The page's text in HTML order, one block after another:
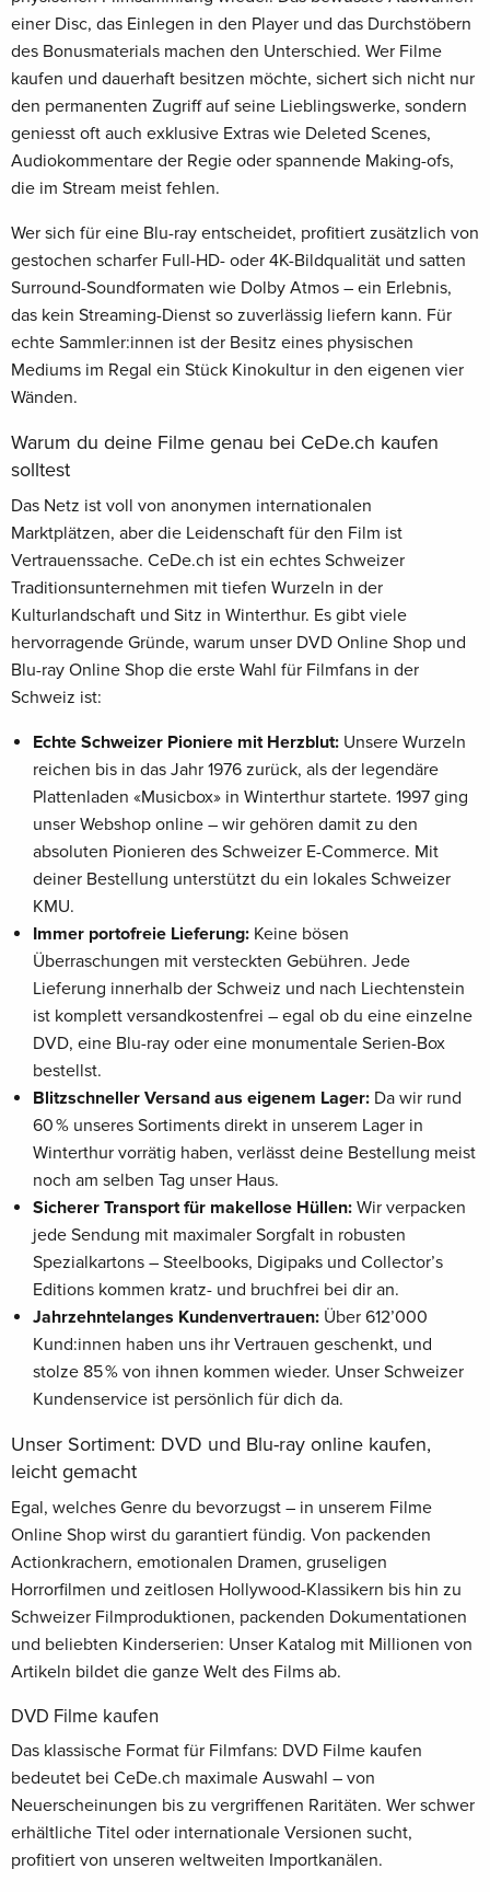
einer Disc, das Einlegen in den Player und das Durchstöbern
des Bonusmaterials machen den Unterschied. Wer Filme
kaufen und dauerhaft besitzen möchte, sichert sich nicht nur
den permanenten Zugriff auf seine Lieblingswerke, sondern
geniesst oft auch exklusive Extras wie Deleted Scenes,
Audiokommentare der Regie oder spannende Making-ofs,
die im Stream meist fehlen.
Wer sich für eine Blu-ray entscheidet, profitiert zusätzlich von
gestochen scharfer Full-HD- oder 4K-Bildqualität und satten
Surround-Soundformaten wie Dolby Atmos – ein Erlebnis,
das kein Streaming-Dienst so zuverlässig liefern kann. Für
echte Sammler:innen ist der Besitz eines physischen
Mediums im Regal ein Stück Kinokultur in den eigenen vier
Wänden.
Warum du deine Filme genau bei CeDe.ch kaufen
solltest
Das Netz ist voll von anonymen internationalen
Marktplätzen, aber die Leidenschaft für den Film ist
Vertrauenssache. CeDe.ch ist ein echtes Schweizer
Traditionsunternehmen mit tiefen Wurzeln in der
Kulturlandschaft und Sitz in Winterthur. Es gibt viele
hervorragende Gründe, warum unser DVD Online Shop und
Blu-ray Online Shop die erste Wahl für Filmfans in der
Schweiz ist:
Echte Schweizer Pioniere mit Herzblut: Unsere Wurzeln
reichen bis in das Jahr 1976 zurück, als der legendäre
Plattenladen «Musicbox» in Winterthur startete. 1997 ging
unser Webshop online – wir gehören damit zu den
absoluten Pionieren des Schweizer E-Commerce. Mit
deiner Bestellung unterstützt du ein lokales Schweizer
KMU.
Immer portofreie Lieferung: Keine bösen
Überraschungen mit versteckten Gebühren. Jede
Lieferung innerhalb der Schweiz und nach Liechtenstein
ist komplett versandkostenfrei – egal ob du eine einzelne
DVD, eine Blu-ray oder eine monumentale Serien-Box
bestellst.
Blitzschneller Versand aus eigenem Lager: Da wir rund
60 % unseres Sortiments direkt in unserem Lager in
Winterthur vorrätig haben, verlässt deine Bestellung meist
noch am selben Tag unser Haus.
Sicherer Transport für makellose Hüllen: Wir verpacken
jede Sendung mit maximaler Sorgfalt in robusten
Spezialkartons – Steelbooks, Digipaks und Collector’s
Editions kommen kratz- und bruchfrei bei dir an.
Jahrzehntelanges Kundenvertrauen: Über 612’000
Kund:innen haben uns ihr Vertrauen geschenkt, und
stolze 85 % von ihnen kommen wieder. Unser Schweizer
Kundenservice ist persönlich für dich da.
Unser Sortiment: DVD und Blu-ray online kaufen,
leicht gemacht
Egal, welches Genre du bevorzugst – in unserem Filme
Online Shop wirst du garantiert fündig. Von packenden
Actionkrachern, emotionalen Dramen, gruseligen
Horrorfilmen und zeitlosen Hollywood-Klassikern bis hin zu
Schweizer Filmproduktionen, packenden Dokumentationen
und beliebten Kinderserien: Unser Katalog mit Millionen von
Artikeln bildet die ganze Welt des Films ab.
DVD Filme kaufen
Das klassische Format für Filmfans: DVD Filme kaufen
bedeutet bei CeDe.ch maximale Auswahl – von
Neuerscheinungen bis zu vergriffenen Raritäten. Wer schwer
erhältliche Titel oder internationale Versionen sucht,
profitiert von unseren weltweiten Importkanälen.